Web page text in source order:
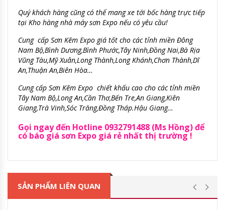
Quý khách hàng cũng có thể mang xe tới bốc hàng trực tiếp
tại Kho hàng nhà máy sơn Expo nếu có yêu cầu!
Cung cấp Sơn Kẽm Expo giá tốt cho các tỉnh miền Đông
Nam Bộ,Bình Dương,Bình Phước,Tây Ninh,Đồng Nai,Bà Rịa
Vũng Tàu,Mỹ Xuân,Long Thành,Long Khánh,Chơn Thành,Dĩ
An,Thuận An,Biên Hòa…
Cung cấp Sơn Kẽm Expo chiết khấu cao cho các tỉnh miền
Tây Nam Bộ,Long An,Cần Thơ,Bến Tre,An Giang,Kiên
Giang,Trà Vinh,Sóc Trăng,Đồng Tháp.Hậu Giang…
Gọi ngay đến Hotline 0932791488 (Ms Hồng) để
có báo giá sơn Expo giá rẻ nhất thị trường !
SẢN PHẨM LIÊN QUAN